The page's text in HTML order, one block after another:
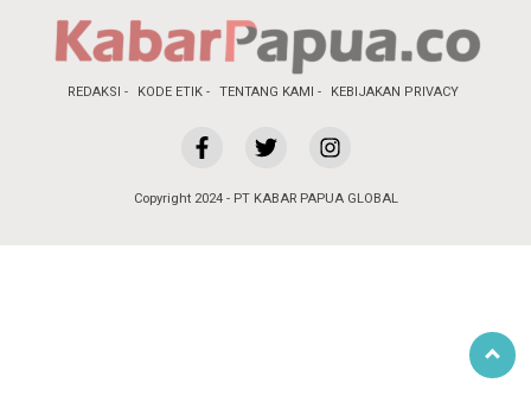
REDAKSI KODE ETIK TENTANG KAMI KEBIJAKAN PRIVACY
Copyright 2024 - PT KABAR PAPUA GLOBAL